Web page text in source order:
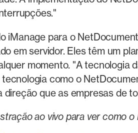
iManage para o
em servidor. Eles têm um
momento. "A
como o
direção que as empresas de
ao vivo para ver como